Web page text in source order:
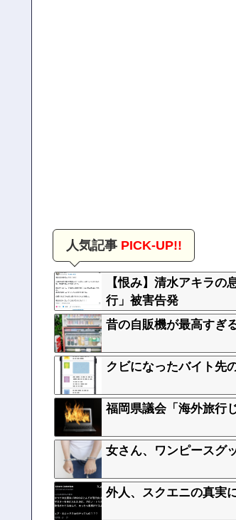
人気記事PICK-UP!!
【恨み】清水アキラ
行」被害告発
昔の自販機が最高すぎ
クビになったバイト先
福岡県議会「海外旅行
女さん、ワンピースグ
外人、スクエニの真実